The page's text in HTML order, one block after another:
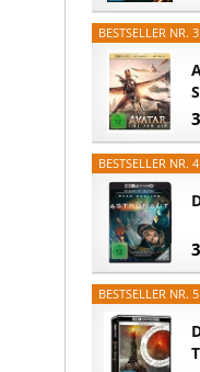
BESTSELLER NR. 3
BESTSELLER NR. 4
BESTSELLER NR. 5